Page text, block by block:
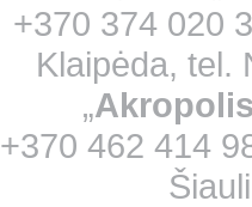
+370 374 020
Klaipėda, tel.
„
+370 462 414